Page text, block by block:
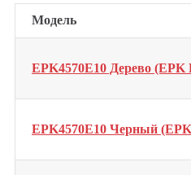
Модель
EPK4570E10 Дерево (EPK
EPK4570E10 Черный